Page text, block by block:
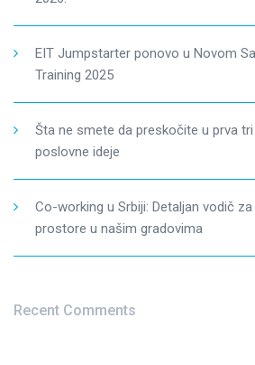
EIT Jumpstarter ponovo u Novom
Training 2025
Šta ne smete da preskočite u prva
poslovne ideje
Co-working u Srbiji: Detaljan vodič
prostore u našim gradovima
Recent Comments